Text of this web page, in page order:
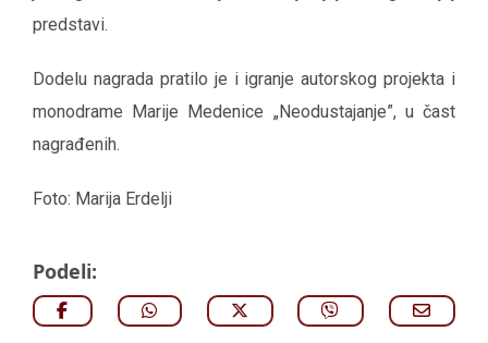
predstavi.
Dodelu nagrada pratilo je i igranje autorskog projekta i
monodrame Marije Medenice „Neodustajanje”, u čast
nagrađenih.
Foto: Marija Erdelji
Podeli: